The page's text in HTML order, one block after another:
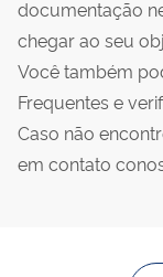
documentação
chegar ao seu
Você também
Frequentes e
Caso não
em contato